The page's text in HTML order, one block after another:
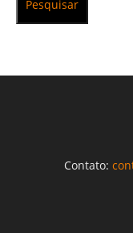
Pesquisar
Contato: